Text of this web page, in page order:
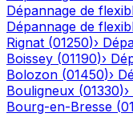
Dépannage de
Dépannage de
Rignat (01250)›
Boissey (01190)›
Bolozon (01450)›
Bouligneux (01330)›
Bourg-en-Bresse (